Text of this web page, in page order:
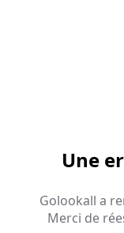
Une
Golookall a
Merci de